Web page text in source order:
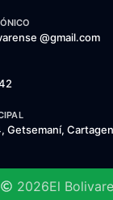
@gmail.com
Getsemaní,
2026El